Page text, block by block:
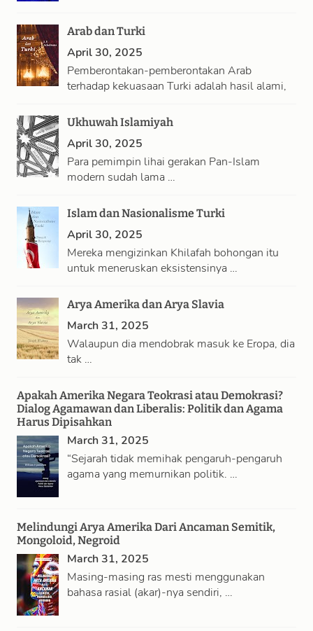
Arab dan Turki
April 30, 2025
Pemberontakan-pemberontakan Arab
terhadap kekuasaan Turki adalah hasil alami,
Ukhuwah Islamiyah
April 30, 2025
Para pemimpin lihai gerakan Pan-Islam
modern sudah lama …
Islam dan Nasionalisme Turki
April 30, 2025
Mereka mengizinkan Khilafah bohongan itu
untuk meneruskan eksistensinya …
Arya Amerika dan Arya Slavia
March 31, 2025
Walaupun dia mendobrak masuk ke Eropa, dia
tak …
Apakah Amerika Negara Teokrasi atau Demokrasi?
Dialog Agamawan dan Liberalis: Politik dan Agama
Harus Dipisahkan
March 31, 2025
“Sejarah tidak memihak pengaruh-pengaruh
agama yang memurnikan politik. …
Melindungi Arya Amerika Dari Ancaman Semitik,
Mongoloid, Negroid
March 31, 2025
Masing-masing ras mesti menggunakan
bahasa rasial (akar)-nya sendiri, …